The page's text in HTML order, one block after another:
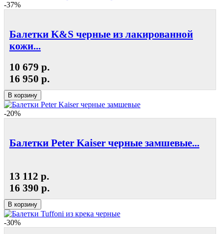
-37%
Балетки K&S черные из лакированной
кожи...
10 679 р.
16 950 р.
В корзину
-20%
Балетки Peter Kaiser черные замшевые...
13 112 р.
16 390 р.
В корзину
-30%